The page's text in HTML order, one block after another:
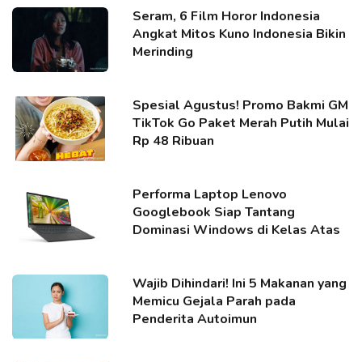
Seram, 6 Film Horor Indonesia
Angkat Mitos Kuno Indonesia Bikin
Merinding
Spesial Agustus! Promo Bakmi GM
TikTok Go Paket Merah Putih Mulai
Rp 48 Ribuan
Performa Laptop Lenovo
Googlebook Siap Tantang
Dominasi Windows di Kelas Atas
Wajib Dihindari! Ini 5 Makanan yang
Memicu Gejala Parah pada
Penderita Autoimun